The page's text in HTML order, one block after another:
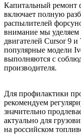
Капитальный ремонт
включает полную
распылителей
внимание мы уделяем
двигателей Cursor 9
популярные модели
выполняются с
производителя.
Для профилактики
рекомендуем
значительно
актуально для
на российском